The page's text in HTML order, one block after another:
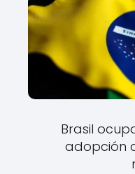
Brasil
adopción